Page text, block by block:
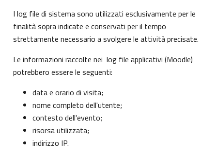
I log file di sistema sono utilizzati esclusivamente per le
finalità sopra indicate e conservati per il tempo
strettamente necessario a svolgere le attività precisate.
Le informazioni raccolte nei log file applicativi (Moodle)
potrebbero essere le seguenti:
data e orario di visita;
nome completo dell'utente;
contesto dell'evento;
risorsa utilizzata;
indirizzo IP.